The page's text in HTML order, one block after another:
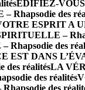
ÉDIFIEZ-VOUS
Rhapsodie des
ESPRIT A
–
Rhapsodie des
EST DANS
des réalitésLA
des réalités
des